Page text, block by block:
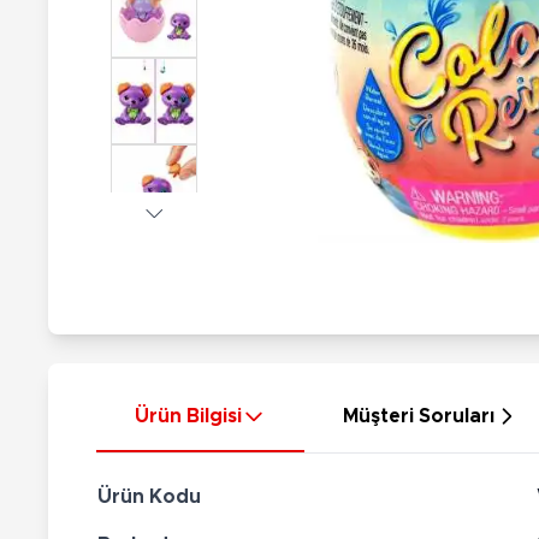
Hayvan Figürler
Çeşitli Figürler
Koleksiyon Figürler
Elektronik Ürünler
Nerf
Silah Setleri
Kılıç Setleri
Ok Setleri
Ürün Bilgisi Müşteri Soruları
Ürün Kodu